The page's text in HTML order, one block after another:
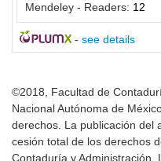
Mendeley - Readers: 12
- see details
©2018, Facultad de
Nacional Autónoma de
derechos. La publicación del
cesión total de los derechos
Contaduría y Administración.